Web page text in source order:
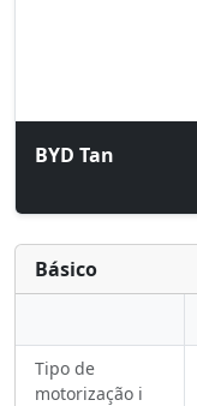
BYD Tan
Básico
Tipo de
motorização ℹ️